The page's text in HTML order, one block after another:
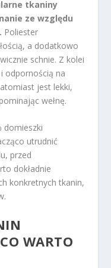
tkaniny
ze względu
Poliester
a dodatkowo
schnie. Z kolei
odpornością na
jest lekki,
wełnę.
domieszki
utrudnić
przed
dokładnie
konkretnych tkanin,
WARTO